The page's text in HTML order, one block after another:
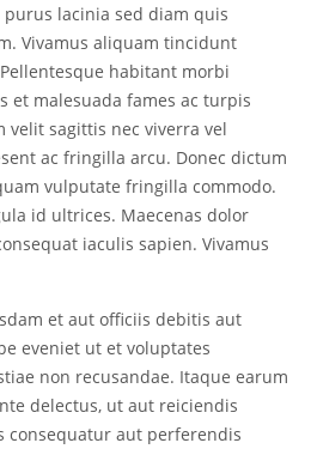
lacinia sed diam quis
Vivamus aliquam tincidunt
habitant morbi
et malesuada fames ac turpis
velit sagittis nec viverra vel
ac fringilla arcu. Donec dictum
vulputate fringilla commodo.
id ultrices. Maecenas dolor
iaculis sapien. Vivamus
et aut officiis debitis aut
eveniet ut et voluptates
non recusandae. Itaque earum
delectus, ut aut reiciendis
consequatur aut perferendis